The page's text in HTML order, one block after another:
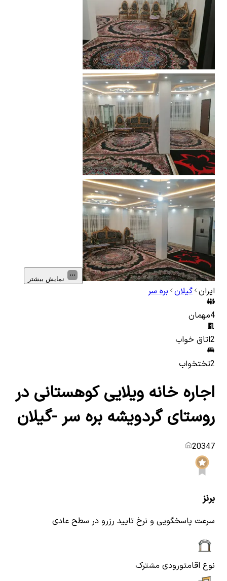
نمایش بیشتر
ایران گیلان بره سر
4مهمان
2اتاق خواب
2تختخواب
اجاره خانه ویلایی کوهستانی در
روستای گردویشه بره سر -گیلان
20347
برنز
سرعت پاسخگویی و نرخ تایید رزرو در سطح عادی
نوع اقامتورودی مشترک